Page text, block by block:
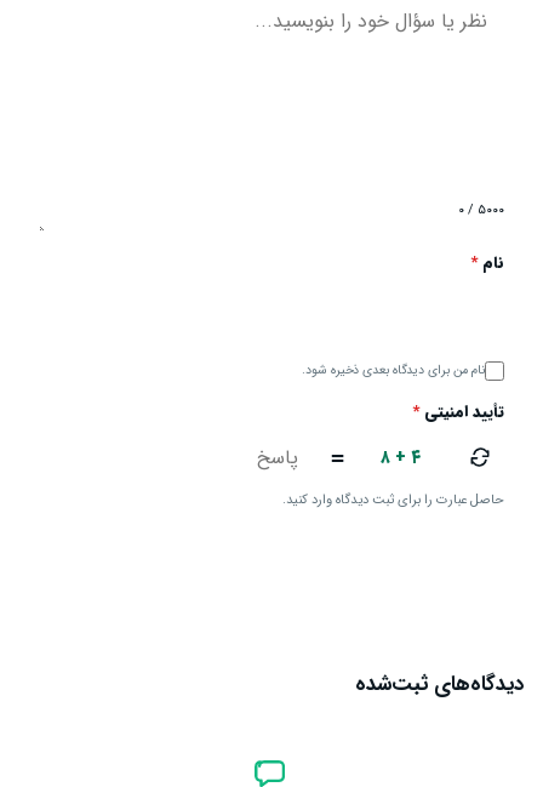
۰ / ۵۰۰۰
نام*
نام من برای دیدگاه بعدی ذخیره شود.
تأیید امنیتی*
۸ + ۴ =
حاصل عبارت را برای ثبت دیدگاه وارد کنید.
دیدگاه‌های ثبت‌شده